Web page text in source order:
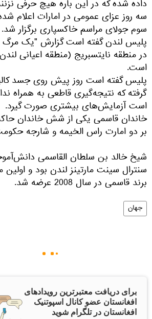
داده شده که در این باره هیچ حرفی
سه روز عزای عمومی در امارات اعلام
سوم جولای مراسم خاکسپاری برگزار شد.
پلیس لندن گفته است گزارش "یک مرگ
در منطقه نایتسبریج (منطقه اعیانی
است.
پلیس گفته است روز پیش روی جسد
گرفته که نتیجه‌گیری قاطعی به همراه
است آزمایش‌های بیشتری صورت گیرد.
خاندان قاسمی یکی از شش خاندان
بر دو امارت راس الخیمه و شارجه
شیخ خالد بن سلطان القاسمی
سنترال سینت مارتینز لندن بود و
برند قاسمی در سال 2008 عرضه شد.
جهان
برای دریافت معتبرترین رویدادهای
افغانستان عضو کانال اسپوتنیک
افغانستان در تلگرام شوید